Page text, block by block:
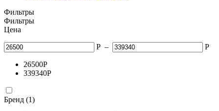
Фильтры
Фильтры
Цена
Р – Р
26500Р
339340Р
Бренд (1)